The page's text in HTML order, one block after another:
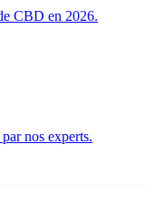
CBD en 2026.
nos experts.